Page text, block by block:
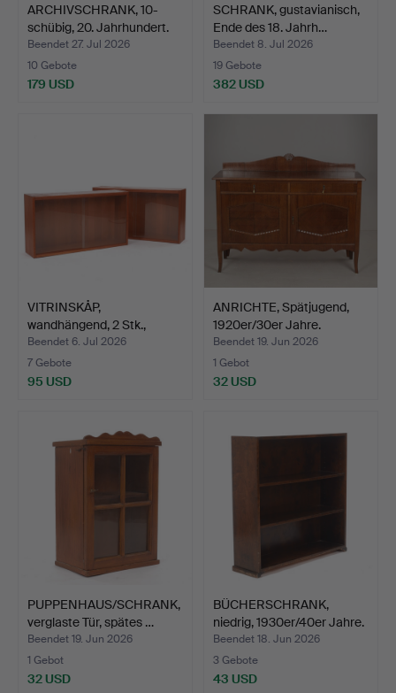
ARCHIVSCHRANK, 10-
schübig, 20. Jahrhundert.
Beendet 27. Jul 2026
10 Gebote
179 USD
SCHRANK, gustavianisch,
Ende des 18. Jahrh…
Beendet 8. Jul 2026
19 Gebote
382 USD
VITRINSKÅP,
wandhängend, 2 Stk.,
teakfurni…
Beendet 6. Jul 2026
7 Gebote
95 USD
ANRICHTE, Spätjugend,
1920er/30er Jahre.
Beendet 19. Jun 2026
1 Gebot
32 USD
PUPPENHAUS/SCHRANK,
verglaste Tür, spätes …
Beendet 19. Jun 2026
1 Gebot
32 USD
BÜCHERSCHRANK,
niedrig, 1930er/40er Jahre.
Beendet 18. Jun 2026
3 Gebote
43 USD